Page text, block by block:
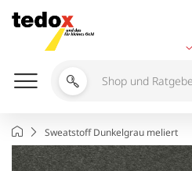
Inhalt
springen
Shop
Ratgeber
durchsuchen
StartseiteSweatstoff Dunkelgrau meliert